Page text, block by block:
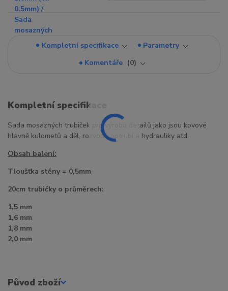
Kompletní specifikace
Parametry
Komentáře
0
Kompletní specifikace
Sada mosazných trubiček pro výrobu detailů jako jsou kovové
hlavně kulometů a děl, rozvodů potrubí a hydrauliky atd.
Obsah balení:
Tloušťka stěny = 0,5mm
20cm trubičky o průměrech:
1,5 mm
1,6 mm
1,8 mm
2,0 mm
Původ zboží